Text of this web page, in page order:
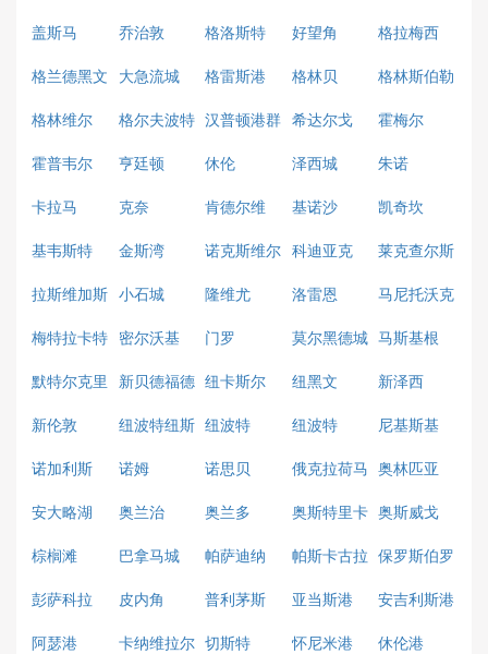
盖斯马
乔治敦 格洛斯特 好望角
格拉梅西
格兰德黑文 大急流城 格雷斯港 格林贝
格林斯伯勒
格林维尔
格尔夫波特 汉普顿港群 希达尔戈
霍梅尔
霍普韦尔
亨廷顿 休伦 泽西城
朱诺
卡拉马
克奈 肯德尔维 基诺沙
凯奇坎
基韦斯特
金斯湾 诺克斯维尔 科迪亚克
莱克查尔斯
拉斯维加斯 小石城 隆维尤 洛雷恩
马尼托沃克
梅特拉卡特
拉
密尔沃基 门罗 莫尔黑德城 马斯基根
默特尔克里
克
新贝德福德 纽卡斯尔 纽黑文
新泽西
新伦敦
纽波特纽斯 纽波特 纽波特
尼基斯基
诺加利斯
诺姆 诺思贝
俄克拉荷马 奥林匹亚
安大略湖
奥兰治 奥兰多 奥斯特里卡 奥斯威戈
棕榈滩
巴拿马城 帕萨迪纳 帕斯卡古拉 保罗斯伯罗
彭萨科拉
皮内角 普利茅斯 亚当斯港
安吉利斯港
阿瑟港
卡纳维拉尔 切斯特 怀尼米港
休伦港